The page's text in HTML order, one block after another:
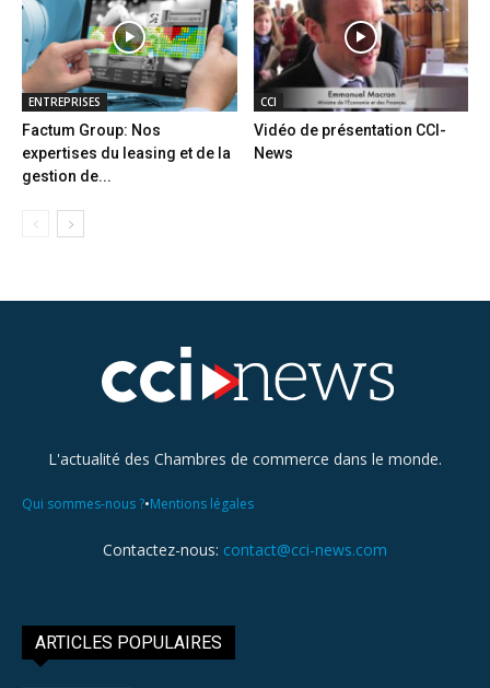
ENTREPRISES
Factum Group: Nos
expertises du leasing et de la
gestion de...
CCI
Vidéo de présentation CCI-
News
L'actualité des Chambres de commerce dans le monde.
Qui sommes-nous ?•Mentions légales
Contactez-nous: contact@cci-news.com
ARTICLES POPULAIRES